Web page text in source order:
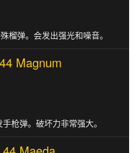
榴弹。会发出强光和噪音。
Magnum
枪弹。破坏力非常强大。